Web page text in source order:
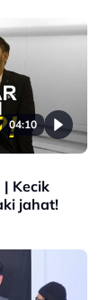
04:10
Kecik
jahat!